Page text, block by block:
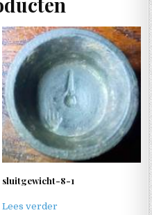
sluitgewicht-8-1
Lees verder